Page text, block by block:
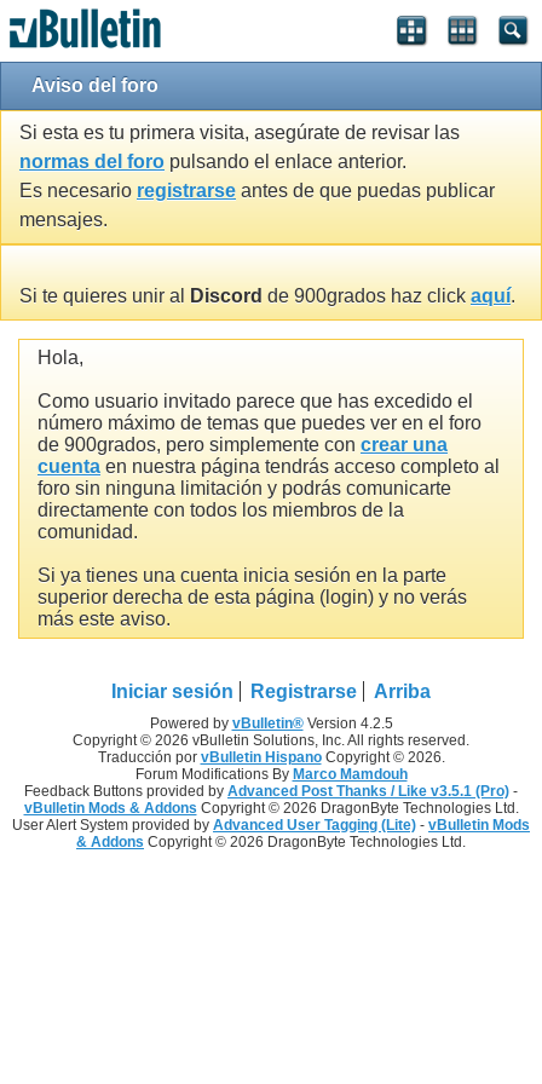
Aviso del foro
Si esta es tu primera visita, asegúrate de revisar las
normas del foro pulsando el enlace anterior.
Es necesario registrarse antes de que puedas publicar
mensajes.
Si te quieres unir al Discord de 900grados haz click aquí.
Hola,
Como usuario invitado parece que has excedido el
número máximo de temas que puedes ver en el foro
de 900grados, pero simplemente con crear una
cuenta en nuestra página tendrás acceso completo al
foro sin ninguna limitación y podrás comunicarte
directamente con todos los miembros de la
comunidad.
Si ya tienes una cuenta inicia sesión en la parte
superior derecha de esta página (login) y no verás
más este aviso.
Iniciar sesión Registrarse Arriba
Powered by vBulletin®Version 4.2.5
Copyright © 2026 vBulletin Solutions, Inc. All rights reserved.
Traducción por vBulletin HispanoCopyright © 2026.
Forum Modifications By Marco Mamdouh
Feedback Buttons provided by Advanced Post Thanks / Like v3.5.1 (Pro) -
vBulletin Mods & Addons Copyright © 2026 DragonByte Technologies Ltd.
User Alert System provided by Advanced User Tagging (Lite) - vBulletin Mods
& Addons Copyright © 2026 DragonByte Technologies Ltd.